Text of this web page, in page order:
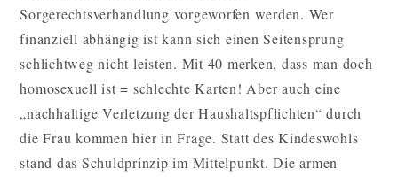
Sorgerechtsverhandlung vorgeworfen werden. Wer
finanziell abhängig ist kann sich einen Seitensprung
schlichtweg nicht leisten. Mit 40 merken, dass man doch
homosexuell ist = schlechte Karten! Aber auch eine
„nachhaltige Verletzung der Haushaltspflichten“ durch
die Frau kommen hier in Frage. Statt des Kindeswohls
stand das Schuldprinzip im Mittelpunkt. Die armen